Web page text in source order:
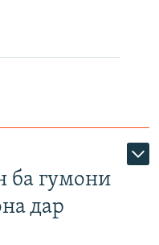
ба гумони
дар